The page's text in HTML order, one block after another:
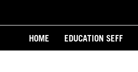
contentMain
HOME EDUCATION SEFF